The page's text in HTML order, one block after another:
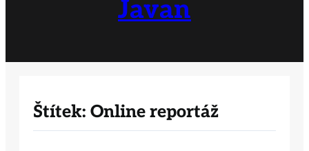
Javan
Štítek: Online reportáž